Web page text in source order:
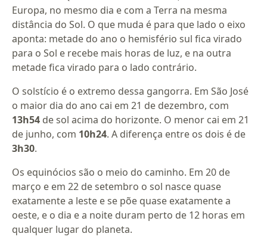
Europa, no mesmo dia e com a Terra na mesma
distância do Sol. O que muda é para que lado o eixo
aponta: metade do ano o hemisfério sul fica virado
para o Sol e recebe mais horas de luz, e na outra
metade fica virado para o lado contrário.
O solstício é o extremo dessa gangorra. Em São José
o maior dia do ano cai em 21 de dezembro, com
13h54 de sol acima do horizonte. O menor cai em 21
de junho, com 10h24. A diferença entre os dois é de
3h30.
Os equinócios são o meio do caminho. Em 20 de
março e em 22 de setembro o sol nasce quase
exatamente a leste e se põe quase exatamente a
oeste, e o dia e a noite duram perto de 12 horas em
qualquer lugar do planeta.